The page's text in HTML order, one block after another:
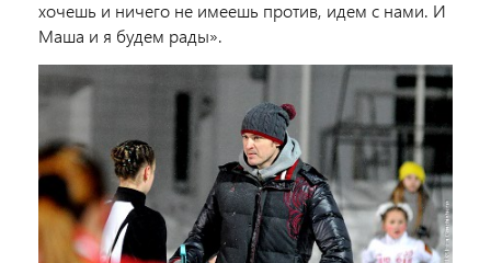
хочешь и ничего не имеешь против, идем с нами. И
Маша и я будем рады».